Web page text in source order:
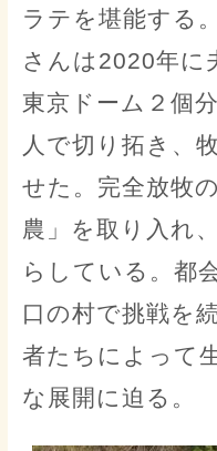
ラテを堪能する
さんは2020年に
東京ドーム２個
人で切り拓き、
せた。完全放牧
農」を取り入れ
らしている。都
口の村で挑戦を
者たちによって
な展開に迫る。